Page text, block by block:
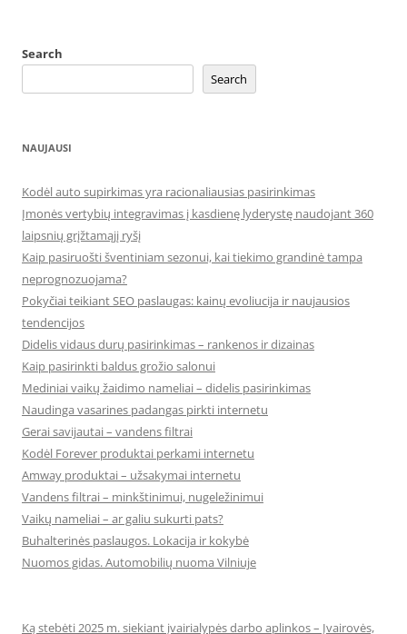
Search
Search
NAUJAUSI
Kodėl auto supirkimas yra racionaliausias pasirinkimas
Įmonės vertybių integravimas į kasdienę lyderystę naudojant 360
laipsnių grįžtamąjį ryšį
Kaip pasiruošti šventiniam sezonui, kai tiekimo grandinė tampa
neprognozuojama?
Pokyčiai teikiant SEO paslaugas: kainų evoliucija ir naujausios
tendencijos
Didelis vidaus durų pasirinkimas – rankenos ir dizainas
Kaip pasirinkti baldus grožio salonui
Mediniai vaikų žaidimo nameliai – didelis pasirinkimas
Naudinga vasarines padangas pirkti internetu
Gerai savijautai – vandens filtrai
Kodėl Forever produktai perkami internetu
Amway produktai – užsakymai internetu
Vandens filtrai – minkštinimui, nugeležinimui
Vaikų nameliai – ar galiu sukurti pats?
Buhalterinės paslaugos. Lokacija ir kokybė
Nuomos gidas. Automobilių nuoma Vilniuje
Ką stebėti 2025 m. siekiant įvairialypės darbo aplinkos – Įvairovės,